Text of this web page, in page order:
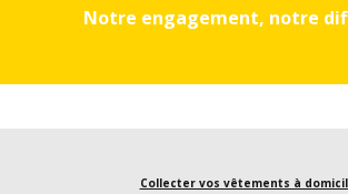
Notre engagement, notre
Collecter vos vêtements à